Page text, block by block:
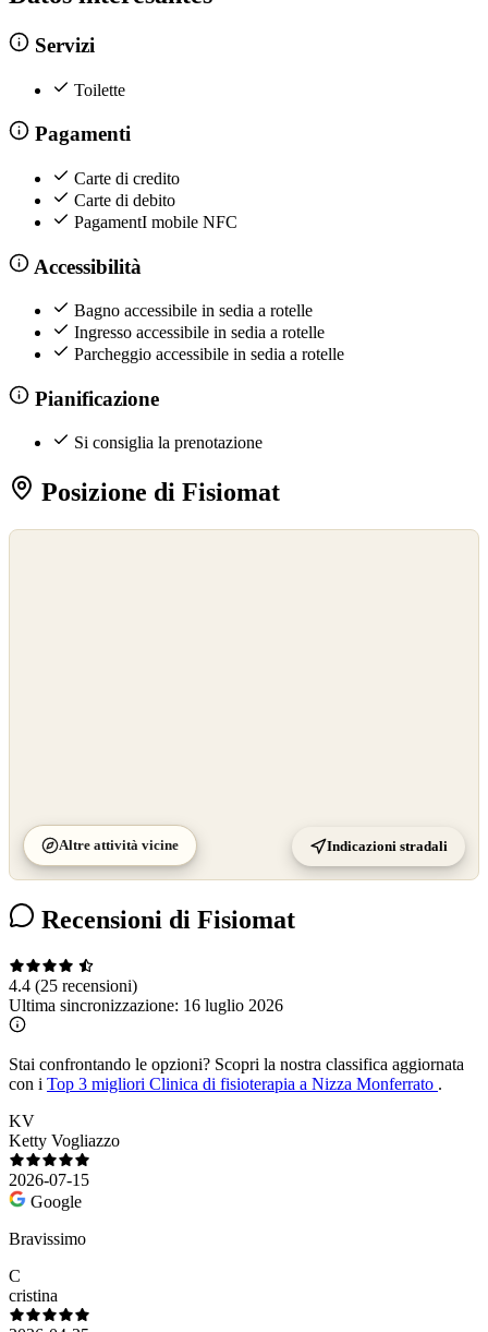
Servizi
Toilette
Pagamenti
Carte di credito
Carte di debito
PagamentI mobile NFC
Accessibilità
Bagno accessibile in sedia a rotelle
Ingresso accessibile in sedia a rotelle
Parcheggio accessibile in sedia a rotelle
Pianificazione
Si consiglia la prenotazione
Posizione di Fisiomat
Altre attività vicine Indicazioni stradali
Recensioni di Fisiomat
4.4 (25 recensioni)
Ultima sincronizzazione: 16 luglio 2026
Stai confrontando le opzioni? Scopri la nostra classifica aggiornata
con i Top 3 migliori Clinica di fisioterapia a Nizza Monferrato .
KV
Ketty Vogliazzo
2026-07-15
Google
Bravissimo
C
cristina